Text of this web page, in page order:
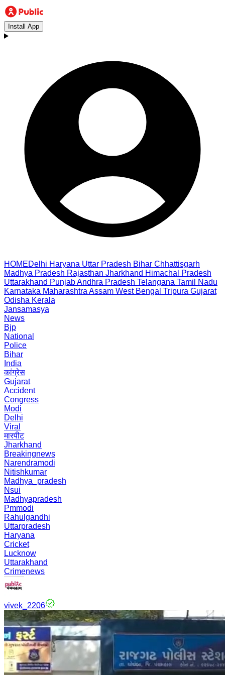
Install App
HOMEDelhi Haryana Uttar Pradesh Bihar Chhattisgarh
Madhya Pradesh Rajasthan Jharkhand Himachal Pradesh
Uttarakhand PunjabAndhra Pradesh Telangana Tamil Nadu
Karnataka Maharashtra Assam West Bengal Tripura Gujarat
Odisha Kerala
Jansamasya
News
Bjp
National
Police
Bihar
India
कांग्रेस
Gujarat
Accident
Congress
Modi
Delhi
Viral
मारपीट
Jharkhand
Breakingnews
Narendramodi
Nitishkumar
Madhya_pradesh
Nsui
Madhyapradesh
Pmmodi
Rahulgandhi
Uttarpradesh
Haryana
Cricket
Lucknow
Uttarakhand
Crimenews
vivek_2206